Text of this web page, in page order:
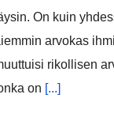
On kuin
arvokas
rikollisen
on [...]